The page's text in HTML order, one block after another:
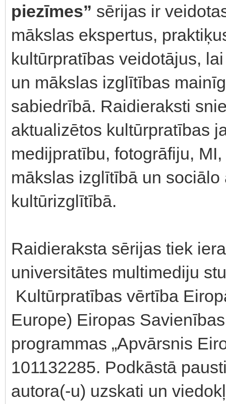
piezīmes” sērijas ir
mākslas ekspertus,
kultūrpratības veidotājus,
un mākslas izglītības
sabiedrībā. Raidieraksti
aktualizētos kultūrpratības
medijpratību, fotogrāfiju,
mākslas izglītībā un
kultūrizglītībā.
Raidieraksta sērijas tiek
universitātes multimediju
Kultūrpratības vērtība
Europe) Eiropas
programmas „Apvārsnis
101132285. Podkāstā
autora(-u) uzskati un